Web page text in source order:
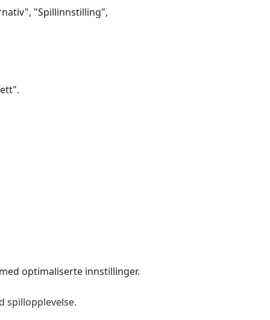
"Spillinnstilling",
optimaliserte innstillinger.
spillopplevelse.